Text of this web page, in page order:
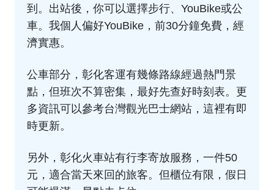
到。出站後，你可以選擇步行、YouBike或公
車。我個人偏好YouBike，前30分鐘免費，經
濟實惠。
公車部分，彰化客運有幾條路線經過熱門景
點，但班次不算密集，最好先查好時刻表。更
多資訊可以參考台灣觀光巴士網站 ，這裡有即
時更新。
另外，彰化火車站有行李寄放服務，一件50
元，適合當天來回的旅客。但櫃位有限，假日